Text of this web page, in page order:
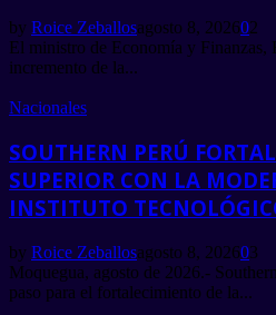
by Roice Zeballosagosto 8, 202602
El ministro de Economía y Finanzas,
incremento de la...
Nacionales
SOUTHERN PERÚ
SUPERIOR CON LA
INSTITUTO
by Roice Zeballosagosto 8, 202603
Moquegua, agosto de 2026.-
paso para el fortalecimiento de la...